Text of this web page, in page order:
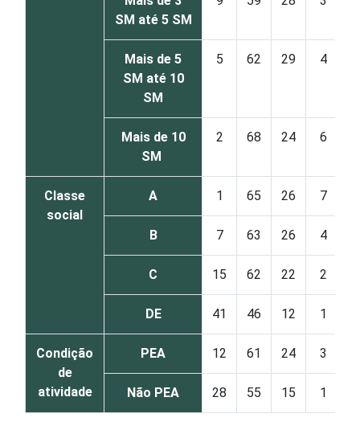
SM até 5 SM
Mais de 5
SM até 10
SM
5 62 29 4
Mais de 10
SM
2 68 24 6
Classe
social
A 1 65 26 7
B 7 63 26 4
C 15 62 22 2
DE 41 46 12 1
Condição
de
atividade
PEA 12 61 24 3
Não PEA 28 55 15 1